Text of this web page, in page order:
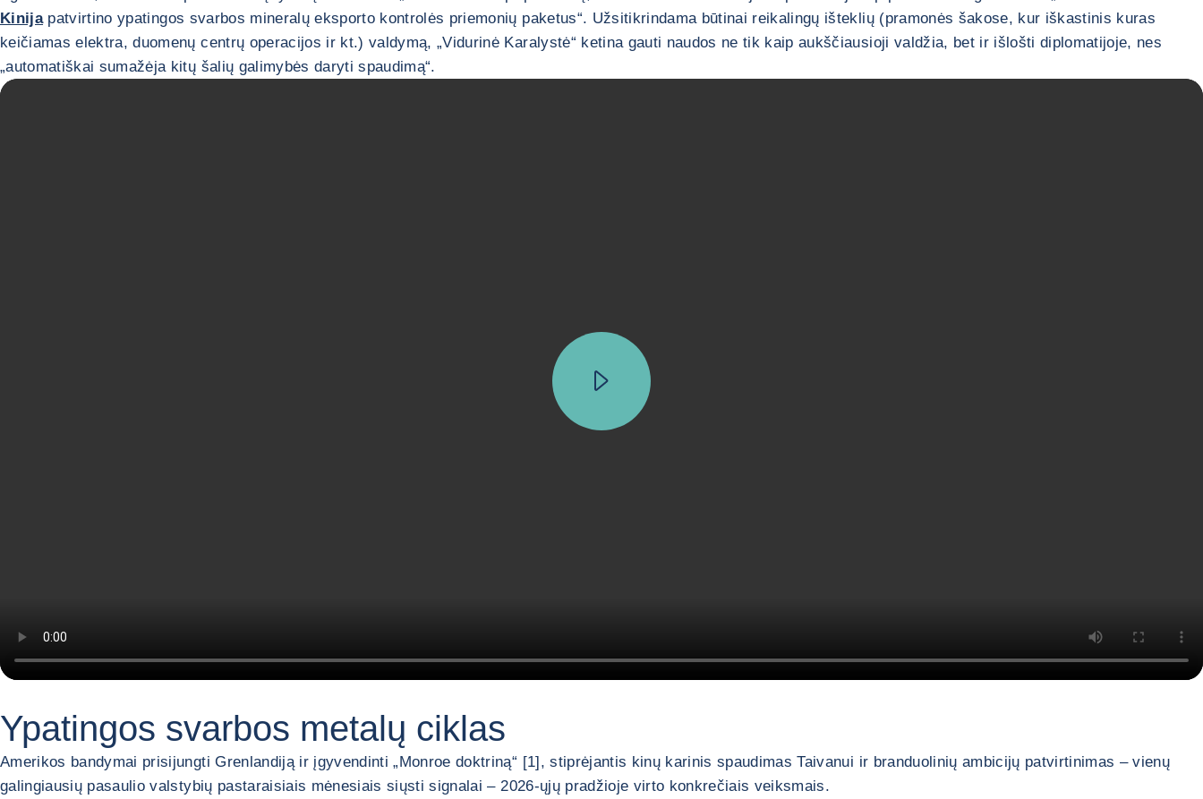
Kinijapatvirtino ypatingos svarbos mineralų eksporto kontrolės priemonių paketus“. Užsitikrindama būtinai reikalingų išteklių (pramonės šakose, kur iškastinis kuras
keičiamas elektra, duomenų centrų operacijos ir kt.) valdymą, „Vidurinė Karalystė“ ketina gauti naudos ne tik kaip aukščiausioji valdžia, bet ir išlošti diplomatijoje, nes
„automatiškai sumažėja kitų šalių galimybės daryti spaudimą“.
Ypatingos svarbos metalų ciklas
Amerikos bandymai prisijungti Grenlandiją ir įgyvendinti „Monroe doktriną“ [1], stiprėjantis kinų karinis spaudimas Taivanui ir branduolinių ambicijų patvirtinimas – vienų
galingiausių pasaulio valstybių pastaraisiais mėnesiais siųsti signalai – 2026-ųjų pradžioje virto konkrečiais veiksmais.